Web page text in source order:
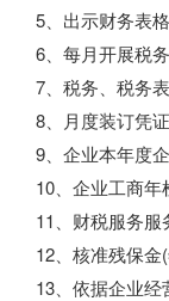
5、出示财务表
6、每月开展税
7、税务、税务
8、月度装订凭
9、企业本年度
10、企业工商
11、财税服务
12、核准残保金
13、依据企业